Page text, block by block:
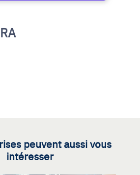
peuvent aussi vous
intéresser